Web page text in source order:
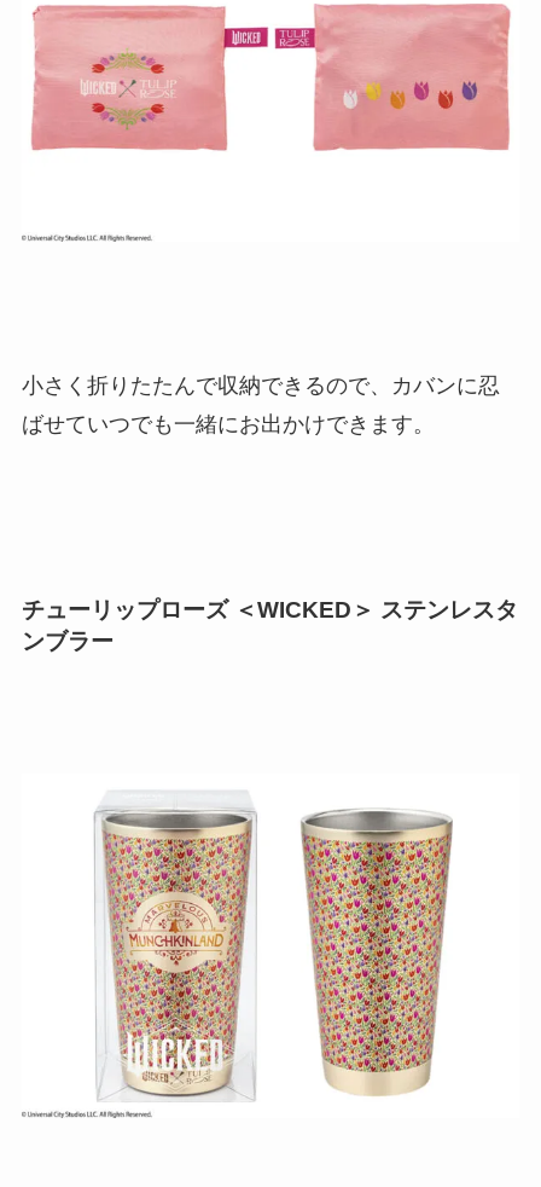
小さく折りたたんで収納できるので、カバンに忍
ばせていつでも一緒にお出かけできます。
チューリップローズ ＜WICKED＞ ステンレスタ
ンブラー